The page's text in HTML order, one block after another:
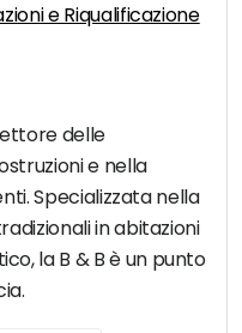
e Riqualificazione
delle
e nella
Specializzata nella
in abitazioni
la B & B è un punto